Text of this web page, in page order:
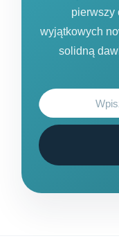
pierwszy
wyjątkowych
solidną